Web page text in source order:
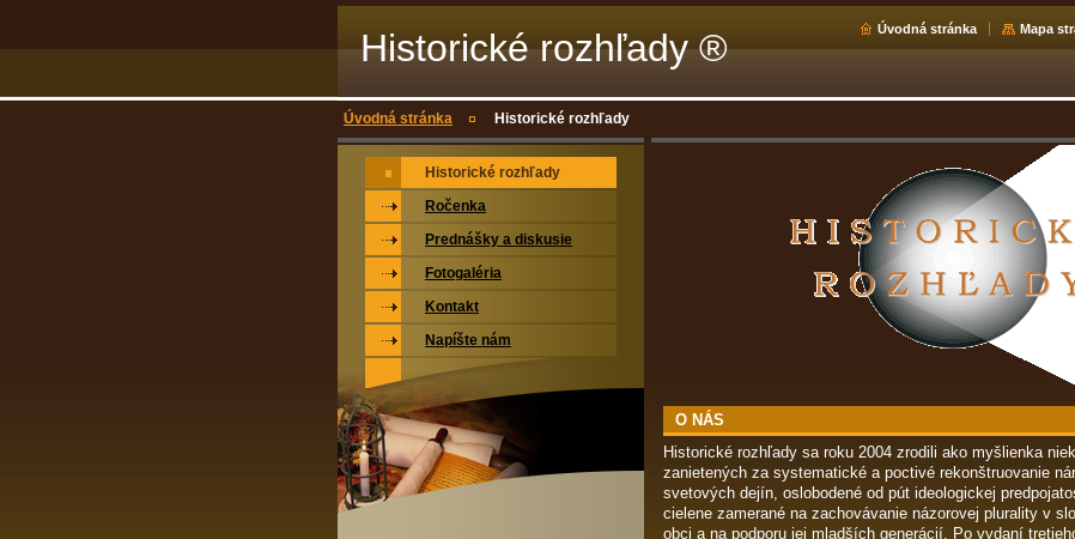
Historické rozhľady ® Úvodná stránka Mapa
Úvodná stránka Historické rozhľady
O NÁS
Historické rozhľady sa roku 2004 zrodili ako myšlienka
zanietených za systematické a poctivé rekonštruovanie
svetových dejín, oslobodené od pút ideologickej
cielene zamerané na zachovávanie názorovej plurality v
obci a na podporu jej mladších generácií. Po vydaní
Historické rozhľady
Ročenka
Prednášky a diskusie
Fotogaléria
Kontakt
Napíšte nám